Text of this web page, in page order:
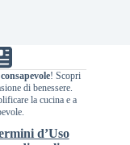
! Scopri
di benessere.
la cucina e a
d’Uso